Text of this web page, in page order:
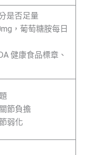
是否足量
，葡萄糖胺每日
健康食品標章、
節負擔
弱化